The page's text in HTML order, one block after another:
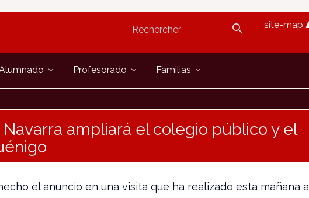
site-map
Profesorado Familias
ampliará el colegio público y el
el anuncio en una visita que ha realizado esta mañana a